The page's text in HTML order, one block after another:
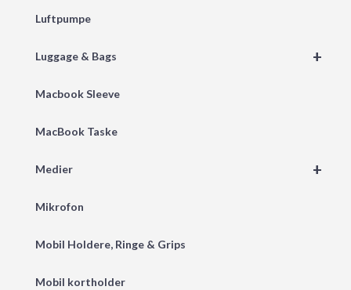
Luftpumpe
+
Luggage & Bags
Macbook Sleeve
MacBook Taske
+
Medier
Mikrofon
Mobil Holdere, Ringe & Grips
Mobil kortholder